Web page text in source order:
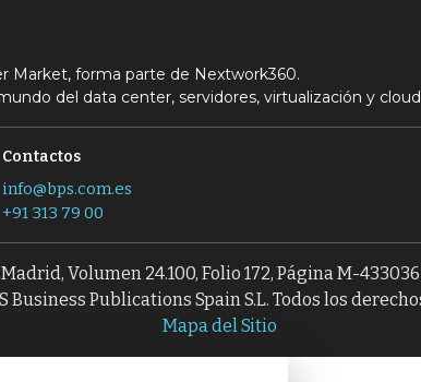
Market, forma parte de Nextwork360.
del data center, servidores, virtualización y
Contactos
info@bps.com.es
+91 313 79 00
Volumen 24.100, Folio 172, Página M-
Business Publications Spain S.L. Todos los
Mapa del Sitio